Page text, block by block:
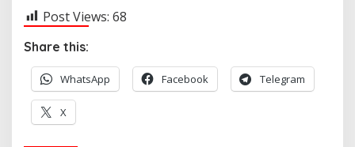
Post Views: 68
Share this:
WhatsApp Facebook Telegram
X